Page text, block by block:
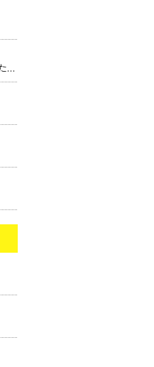
ホームページをリニューアルいたしました